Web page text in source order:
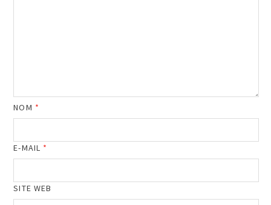
NOM *
E-MAIL *
SITE WEB